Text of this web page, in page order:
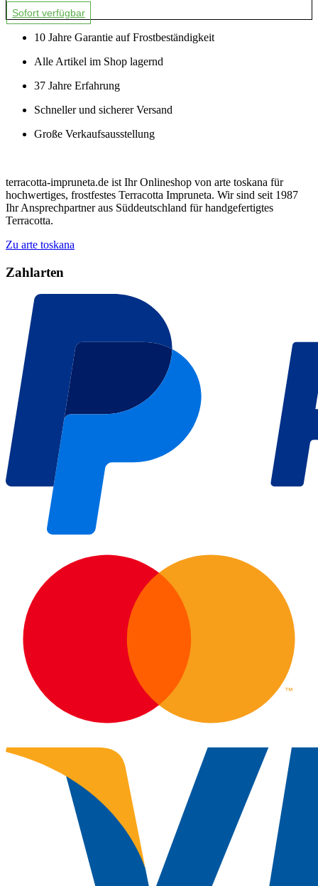
Sofort verfügbar
10 Jahre Garantie auf Frostbeständigkeit
Alle Artikel im Shop lagernd
37 Jahre Erfahrung
Schneller und sicherer Versand
Große Verkaufsausstellung
terracotta-impruneta.de ist Ihr Onlineshop von arte toskana für
hochwertiges, frostfestes Terracotta Impruneta. Wir sind seit 1987
Ihr Ansprechpartner aus Süddeutschland für handgefertigtes
Terracotta.
Zu arte toskana
Zahlarten